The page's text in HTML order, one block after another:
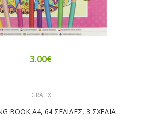
3.00€
GRAFIX
BOOK A4, 64 ΣΕΛΙΔΕΣ, 3 ΣΧΕΔΙΑ